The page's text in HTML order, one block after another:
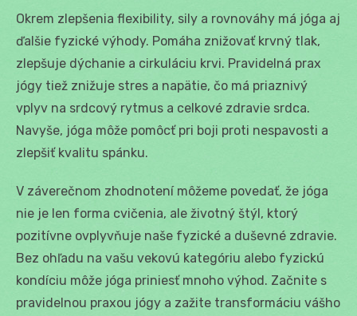
Okrem zlepšenia flexibility, sily a rovnováhy má jóga aj
ďalšie fyzické výhody. Pomáha znižovať krvný tlak,
zlepšuje dýchanie a cirkuláciu krvi. Pravidelná prax
jógy tiež znižuje stres a napätie, čo má priaznivý
vplyv na srdcový rytmus a celkové zdravie srdca.
Navyše, jóga môže pomôcť pri boji proti nespavosti a
zlepšiť kvalitu spánku.
V záverečnom zhodnotení môžeme povedať, že jóga
nie je len forma cvičenia, ale životný štýl, ktorý
pozitívne ovplyvňuje naše fyzické a duševné zdravie.
Bez ohľadu na vašu vekovú kategóriu alebo fyzickú
kondíciu môže jóga priniesť mnoho výhod. Začnite s
pravidelnou praxou jógy a zažite transformáciu vášho